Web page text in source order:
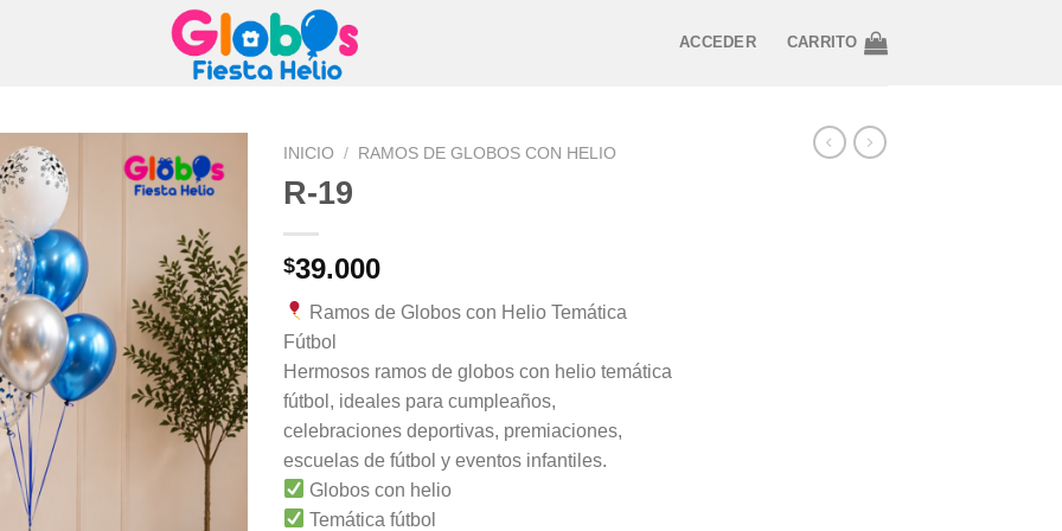
ACCEDER CARRITO
INICIO / RAMOS DE GLOBOS CON HELIO
R-19
$39.000
Ramos de Globos con Helio Temática
Fútbol
Hermosos ramos de globos con helio temática
fútbol, ideales para cumpleaños,
celebraciones deportivas, premiaciones,
escuelas de fútbol y eventos infantiles.
Globos con helio
Temática fútbol